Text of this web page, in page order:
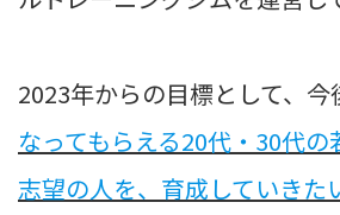
2023年からの目標として、今
なってもらえる20代・30代の
志望の人を、育成していきた